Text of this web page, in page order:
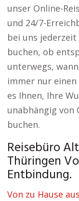
unser Online-
und 24/7-
bei uns
buchen, ob
unterwegs,
immer nur
es Ihnen, Ihre
unabhängig von
buchen.
Reisebüro
Thüringen
Entbindung.
Von zu Hause